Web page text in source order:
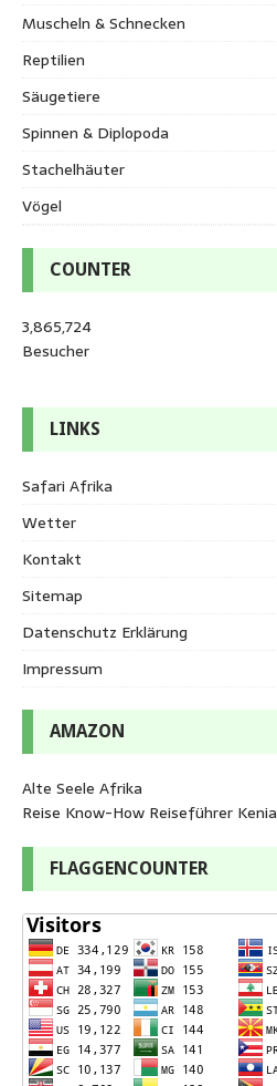
Muscheln & Schnecken
Reptilien
Säugetiere
Spinnen & Diplopoda
Stachelhäuter
Vögel
COUNTER
3,865,724
Besucher
LINKS
Safari Afrika
Wetter
Kontakt
Sitemap
Datenschutz Erklärung
Impressum
AMAZON
Alte Seele Afrika
Reise Know-How Reiseführer Kenia
FLAGGENCOUNTER